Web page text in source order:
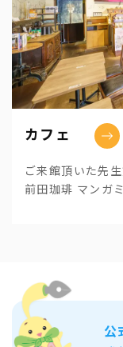
カフェ
ご来館頂いた先
前田珈琲 マンガ